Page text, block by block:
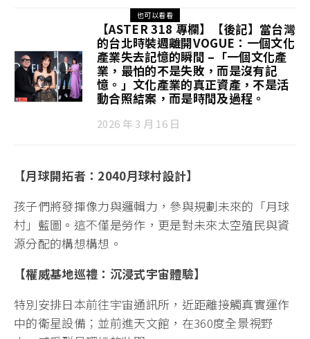
也可以看看
【ASTER 318 專欄】【後記】當台灣
的台北時裝週離開VOGUE：一個文化
產業失去記憶的瞬間 –「一個文化產
業，最怕的不是失敗，而是沒有記
憶。」文化產業的真正資產，不是活
動合照結案，而是時間及過程。
2026 年 3 月 16 日
【月球開拓者：2040月球村設計】
孩子們將發揮像力與邏輯力，參與規劃未來的「月球
村」藍圖。這不僅是勞作，更是對未來太空殖民與資
源分配的構想構想。
【權威基地巡禮：沉浸式宇宙體驗】
特別安排日本前往宇宙通訊所，近距離接觸真實運作
中的衛星設備；並前進天文館，在360度全景視野